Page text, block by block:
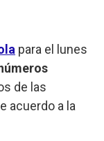
para el lunes
de las
acuerdo a la